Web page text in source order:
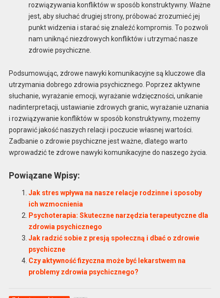
rozwiązywania konfliktów w sposób konstruktywny. Ważne
jest, aby słuchać drugiej strony, próbować zrozumieć jej
punkt widzenia i starać się znaleźć kompromis. To pozwoli
nam uniknąć niezdrowych konfliktów i utrzymać nasze
zdrowie psychiczne.
Podsumowując, zdrowe nawyki komunikacyjne są kluczowe dla
utrzymania dobrego zdrowia psychicznego. Poprzez aktywne
słuchanie, wyrażanie emocji, wyrażanie wdzięczności, unikanie
nadinterpretacji, ustawianie zdrowych granic, wyrażanie uznania
i rozwiązywanie konfliktów w sposób konstruktywny, możemy
poprawić jakość naszych relacji i poczucie własnej wartości.
Zadbanie o zdrowie psychiczne jest ważne, dlatego warto
wprowadzić te zdrowe nawyki komunikacyjne do naszego życia.
Powiązane Wpisy:
Jak stres wpływa na nasze relacje rodzinne i sposoby
ich wzmocnienia
Psychoterapia: Skuteczne narzędzia terapeutyczne dla
zdrowia psychicznego
Jak radzić sobie z presją społeczną i dbać o zdrowie
psychiczne
Czy aktywność fizyczna może być lekarstwem na
problemy zdrowia psychicznego?